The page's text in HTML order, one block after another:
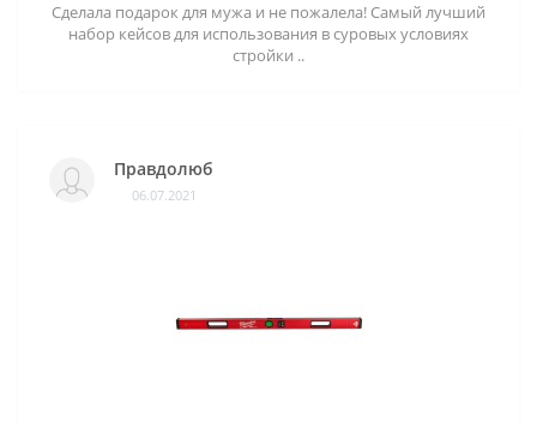
Сделала подарок для мужа и не пожалела! Самый лучший
набор кейсов для использования в суровых условиях
стройки ..
Правдолюб
06.07.2021